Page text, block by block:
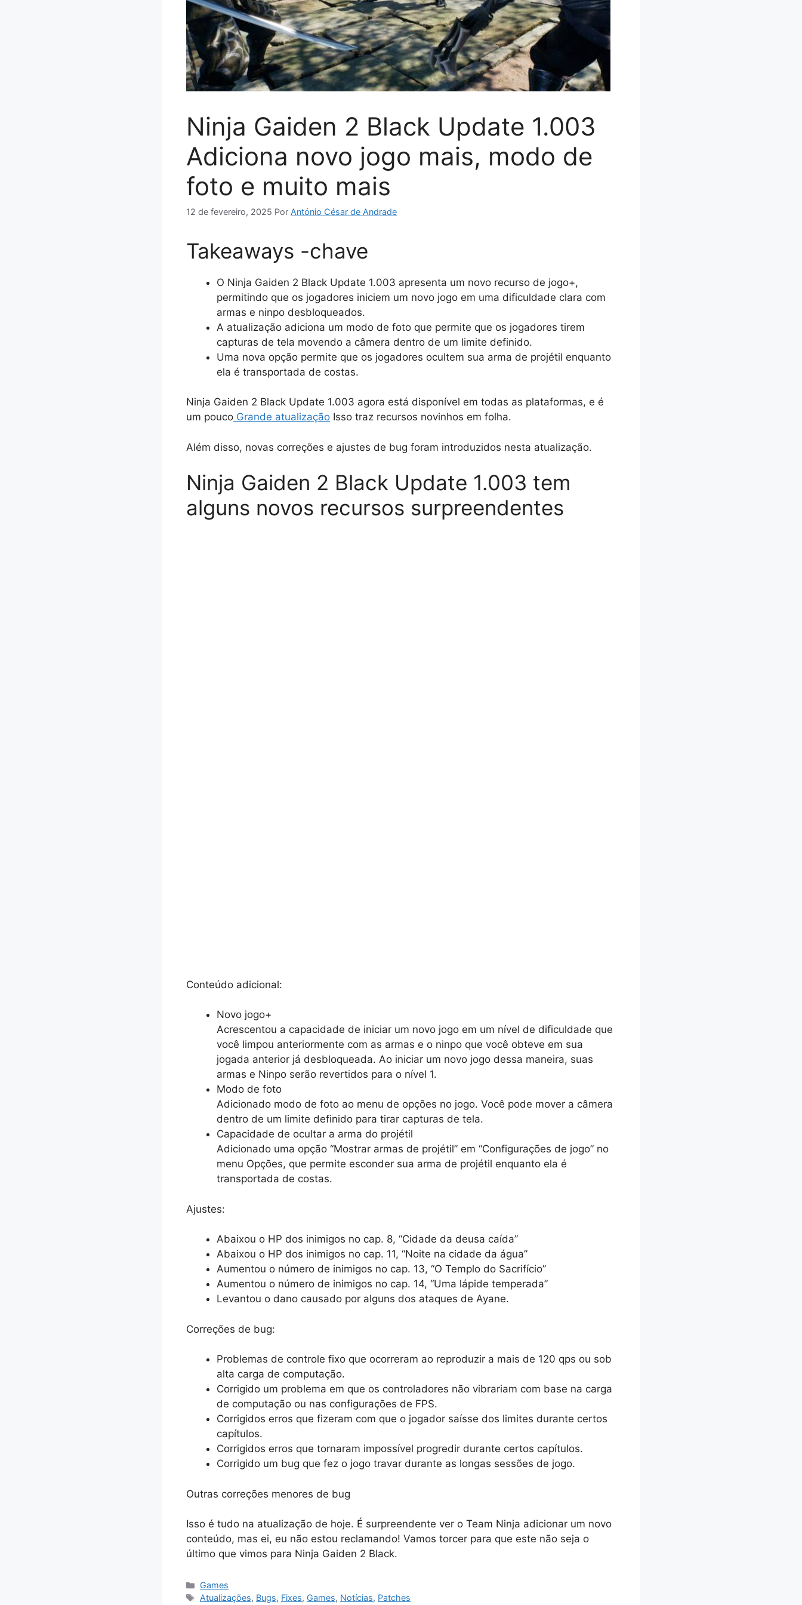
Ninja Gaiden 2 Black Update 1.003
Adiciona novo jogo mais, modo de
foto e muito mais
12 de fevereiro, 2025 Por António César de Andrade
Takeaways -chave
O Ninja Gaiden 2 Black Update 1.003 apresenta um novo recurso de jogo+,
permitindo que os jogadores iniciem um novo jogo em uma dificuldade clara com
armas e ninpo desbloqueados.
A atualização adiciona um modo de foto que permite que os jogadores tirem
capturas de tela movendo a câmera dentro de um limite definido.
Uma nova opção permite que os jogadores ocultem sua arma de projétil enquanto
ela é transportada de costas.
Ninja Gaiden 2 Black Update 1.003 agora está disponível em todas as plataformas, e é
um pouco Grande atualização Isso traz recursos novinhos em folha.
Além disso, novas correções e ajustes de bug foram introduzidos nesta atualização.
Ninja Gaiden 2 Black Update 1.003 tem
alguns novos recursos surpreendentes
Conteúdo adicional:
Novo jogo+
Acrescentou a capacidade de iniciar um novo jogo em um nível de dificuldade que
você limpou anteriormente com as armas e o ninpo que você obteve em sua
jogada anterior já desbloqueada. Ao iniciar um novo jogo dessa maneira, suas
armas e Ninpo serão revertidos para o nível 1.
Modo de foto
Adicionado modo de foto ao menu de opções no jogo. Você pode mover a câmera
dentro de um limite definido para tirar capturas de tela.
Capacidade de ocultar a arma do projétil
Adicionado uma opção “Mostrar armas de projétil” em “Configurações de jogo” no
menu Opções, que permite esconder sua arma de projétil enquanto ela é
transportada de costas.
Ajustes:
Abaixou o HP dos inimigos no cap. 8, “Cidade da deusa caída”
Abaixou o HP dos inimigos no cap. 11, “Noite na cidade da água”
Aumentou o número de inimigos no cap. 13, “O Templo do Sacrifício”
Aumentou o número de inimigos no cap. 14, “Uma lápide temperada”
Levantou o dano causado por alguns dos ataques de Ayane.
Correções de bug:
Problemas de controle fixo que ocorreram ao reproduzir a mais de 120 qps ou sob
alta carga de computação.
Corrigido um problema em que os controladores não vibrariam com base na carga
de computação ou nas configurações de FPS.
Corrigidos erros que fizeram com que o jogador saísse dos limites durante certos
capítulos.
Corrigidos erros que tornaram impossível progredir durante certos capítulos.
Corrigido um bug que fez o jogo travar durante as longas sessões de jogo.
Outras correções menores de bug
Isso é tudo na atualização de hoje. É surpreendente ver o Team Ninja adicionar um novo
conteúdo, mas ei, eu não estou reclamando! Vamos torcer para que este não seja o
último que vimos para Ninja Gaiden 2 Black.
Categorias
Games
Tags
Atualizações, Bugs, Fixes, Games, Notícias, Patches